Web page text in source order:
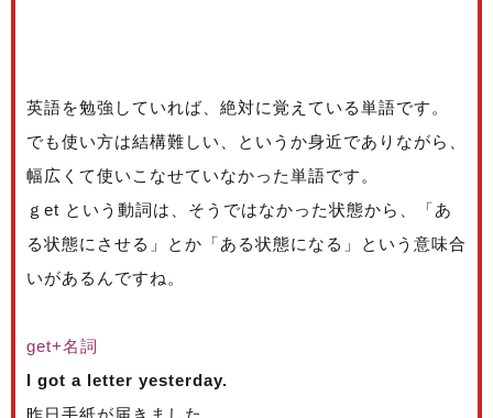
英語を勉強していれば、絶対に覚えている単語です。
でも使い方は結構難しい、というか身近でありながら、
幅広くて使いこなせていなかった単語です。
ｇet という動詞は、そうではなかった状態から、「あ
る状態にさせる」とか「ある状態になる」という意味合
いがあるんですね。
get+名詞
I got a letter yesterday.